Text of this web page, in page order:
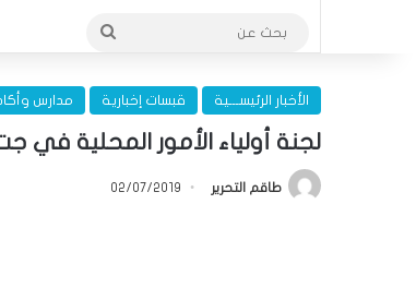
الأخبار الرئيســـية قبسات إخبارية مدارس
لجنة أولياء الأمور المحلية في
طاقم التحرير 02/07/2019